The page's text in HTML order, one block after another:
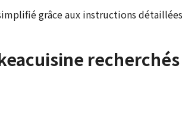
grâce aux instructions détaillées
recherchés